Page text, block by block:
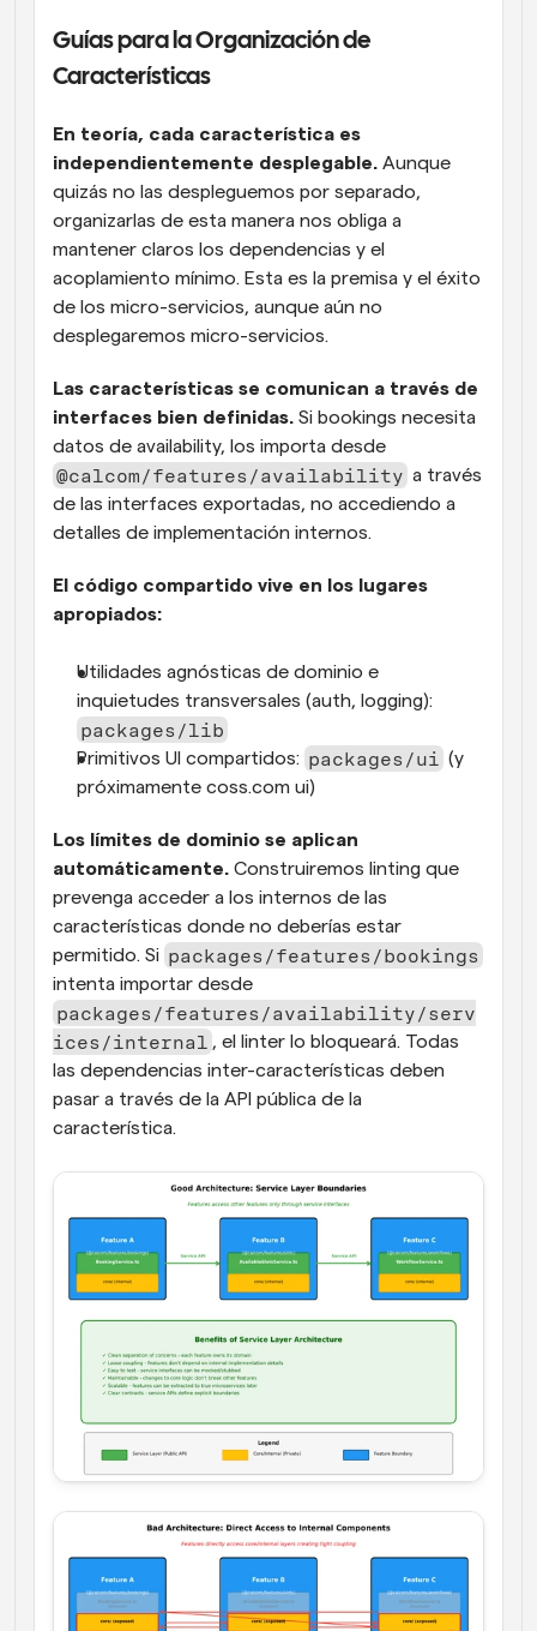
Guías para la Organización de
Características
En teoría, cada característica es
independientemente desplegable. Aunque
quizás no las despleguemos por separado,
organizarlas de esta manera nos obliga a
mantener claros los dependencias y el
acoplamiento mínimo. Esta es la premisa y el éxito
de los micro-servicios, aunque aún no
desplegaremos micro-servicios.
Las características se comunican a través de
interfaces bien definidas. Si bookings necesita
@calcom/features/availability a través
de las interfaces exportadas, no accediendo a
detalles de implementación internos.
El código compartido vive en los lugares
apropiados:
Utilidades agnósticas de dominio e
packages/lib
Primitivos UI compartidos: packages/ui (y
próximamente coss.com ui)
Los límites de dominio se aplican
automáticamente. Construiremos linting que
prevenga acceder a los internos de las
características donde no deberías estar
permitido. Si packages/features/bookings
packages/features/availability/serv
ices/internal , el linter lo bloqueará. Todas
las dependencias inter-características deben
pasar a través de la API pública de la
característica.